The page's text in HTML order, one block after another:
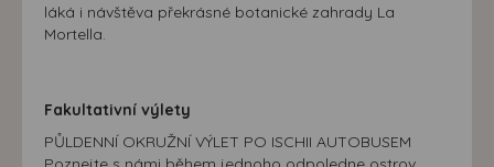
láká i návštěva překrásné botanické zahrady La
Mortella.
Fakultativní výlety
PŮLDENNÍ OKRUŽNÍ VÝLET PO ISCHII AUTOBUSEM